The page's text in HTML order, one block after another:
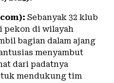
Sebanyak 32 klub
pekon di wilayah
bagian dalam ajang
menyambut
dari padatnya
mendukung tim